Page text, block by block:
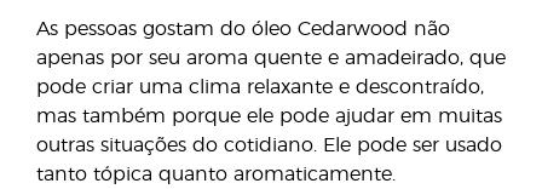
As pessoas gostam do óleo Cedarwood não
apenas por seu aroma quente e amadeirado, que
pode criar uma clima relaxante e descontraído,
mas também porque ele pode ajudar em muitas
outras situações do cotidiano. Ele pode ser usado
tanto tópica quanto aromaticamente.